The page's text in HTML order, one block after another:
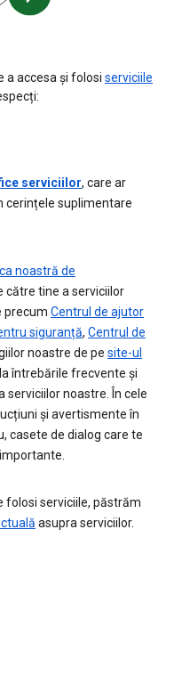
a accesa și folosi serviciile
serviciilor, care ar
cerințele suplimentare
noastră de
către tine a serviciilor
precum Centrul de ajutor
siguranță, Centrul de
noastre de pe site-ul
întrebările frecvente și
serviciilor noastre. În cele
și avertismente în
casete de dialog care te
folosi serviciile, păstrăm
asupra serviciilor.